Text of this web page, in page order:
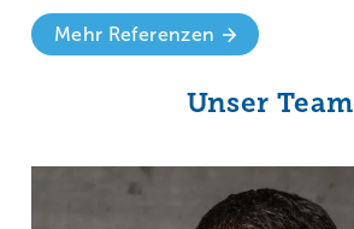
Mehr Referenzen
Unser Team